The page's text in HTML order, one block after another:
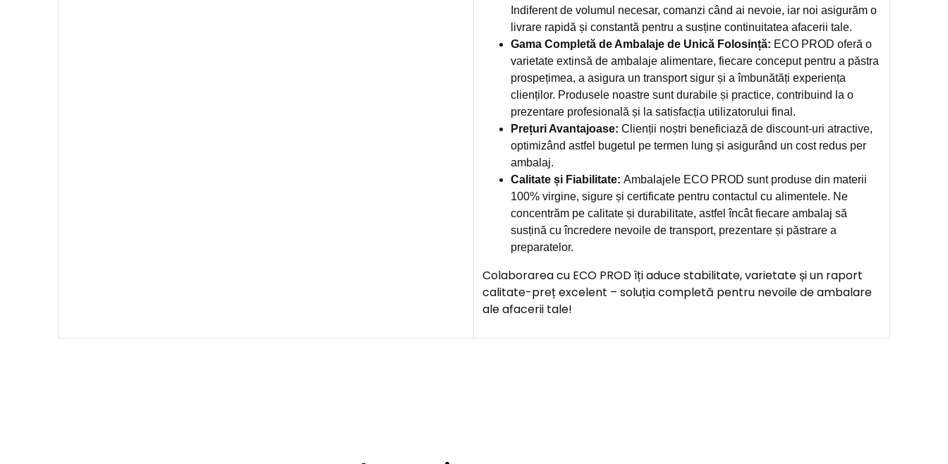
Indiferent de volumul necesar, comanzi când ai nevoie, iar noi asigurăm o
livrare rapidă și constantă pentru a susține continuitatea afacerii tale.
Gama Completă de Ambalaje de Unică Folosință: ECO PROD oferă o
varietate extinsă de ambalaje alimentare, fiecare conceput pentru a păstra
prospețimea, a asigura un transport sigur și a îmbunătăți experiența
clienților. Produsele noastre sunt durabile și practice, contribuind la o
prezentare profesională și la satisfacția utilizatorului final.
Prețuri Avantajoase: Clienții noștri beneficiază de discount-uri atractive,
optimizând astfel bugetul pe termen lung și asigurând un cost redus per
ambalaj.
Calitate și Fiabilitate: Ambalajele ECO PROD sunt produse din materii
100% virgine, sigure și certificate pentru contactul cu alimentele. Ne
concentrăm pe calitate și durabilitate, astfel încât fiecare ambalaj să
susțină cu încredere nevoile de transport, prezentare și păstrare a
preparatelor.
Colaborarea cu ECO PROD îți aduce stabilitate, varietate și un raport
calitate-preț excelent – soluția completă pentru nevoile de ambalare
ale afacerii tale!